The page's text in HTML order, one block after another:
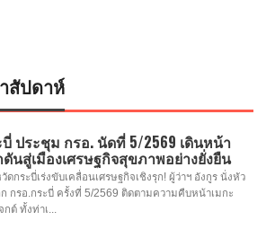
สัปดาห์
บี่ ประชุม กรอ. นัดที่ 5/2569 เดินหน้า
นสู่เมืองเศรษฐกิจสุขภาพอย่างยั่งยืน
ดกระบี่เร่งขับเคลื่อนเศรษฐกิจเชิงรุก! ผู้ว่าฯ อังกูร นั่งหัว
กรอ.กระบี่ ครั้งที่ 5/2569 ติดตามความคืบหน้าเมกะ
กต์ ทั้งท่าเ...